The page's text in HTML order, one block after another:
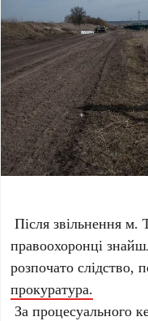
Після звільнення м.
правоохоронці
розпочато слідство,
прокуратура.
За процесуального